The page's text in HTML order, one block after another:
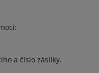
a číslo zásilky.